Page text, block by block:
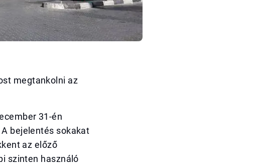
megtankolni az
31-én
bejelentés sokakat
az előző
szinten használó